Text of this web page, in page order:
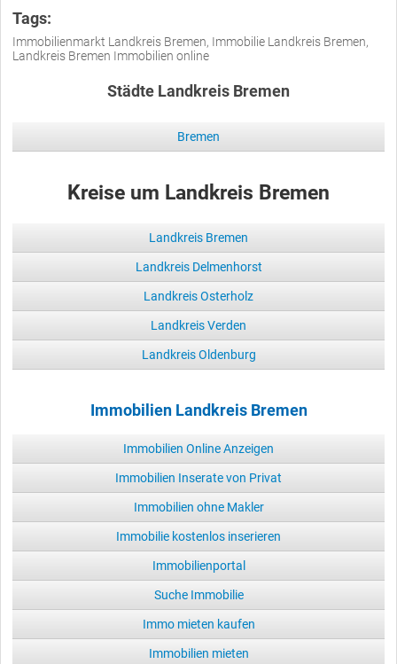
Tags:
Immobilienmarkt Landkreis Bremen, Immobilie Landkreis Bremen,
Landkreis Bremen Immobilien online
Städte Landkreis Bremen
Bremen
Kreise um Landkreis Bremen
Landkreis Bremen
Landkreis Delmenhorst
Landkreis Osterholz
Landkreis Verden
Landkreis Oldenburg
Immobilien Landkreis Bremen
Immobilien Online Anzeigen
Immobilien Inserate von Privat
Immobilien ohne Makler
Immobilie kostenlos inserieren
Immobilienportal
Suche Immobilie
Immo mieten kaufen
Immobilien mieten